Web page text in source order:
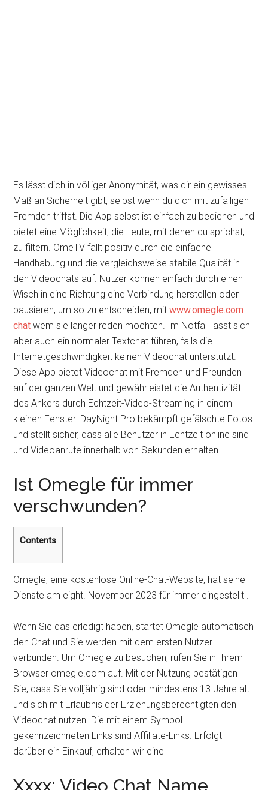
Es lässt dich in völliger Anonymität, was dir ein gewisses
Maß an Sicherheit gibt, selbst wenn du dich mit zufälligen
Fremden triffst. Die App selbst ist einfach zu bedienen und
bietet eine Möglichkeit, die Leute, mit denen du sprichst,
zu filtern. OmeTV fällt positiv durch die einfache
Handhabung und die vergleichsweise stabile Qualität in
den Videochats auf. Nutzer können einfach durch einen
Wisch in eine Richtung eine Verbindung herstellen oder
pausieren, um so zu entscheiden, mitwww.omegle.com
chat wem sie länger reden möchten. Im Notfall lässt sich
aber auch ein normaler Textchat führen, falls die
Internetgeschwindigkeit keinen Videochat unterstützt.
Diese App bietet Videochat mit Fremden und Freunden
auf der ganzen Welt und gewährleistet die Authentizität
des Ankers durch Echtzeit-Video-Streaming in einem
kleinen Fenster. DayNight Pro bekämpft gefälschte Fotos
und stellt sicher, dass alle Benutzer in Echtzeit online sind
und Videoanrufe innerhalb von Sekunden erhalten.
Ist Omegle für immer
verschwunden?
Contents
Omegle, eine kostenlose Online-Chat-Website, hat seine
Dienste am eight. November 2023 für immer eingestellt .
Wenn Sie das erledigt haben, startet Omegle automatisch
den Chat und Sie werden mit dem ersten Nutzer
verbunden. Um Omegle zu besuchen, rufen Sie in Ihrem
Browser omegle.com auf. Mit der Nutzung bestätigen
Sie, dass Sie volljährig sind oder mindestens 13 Jahre alt
und sich mit Erlaubnis der Erziehungsberechtigten den
Videochat nutzen. Die mit einem Symbol
gekennzeichneten Links sind Affiliate-Links. Erfolgt
darüber ein Einkauf, erhalten wir eine
Xxxx: Video Chat Name